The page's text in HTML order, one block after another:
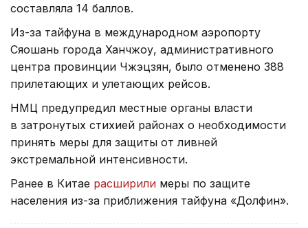
составляла 14 баллов.
Из-за тайфуна в международном аэропорту
Сяошань города Ханчжоу, административного
центра провинции Чжэцзян, было отменено 388
прилетающих и улетающих рейсов.
НМЦ предупредил местные органы власти
в затронутых стихией районах о необходимости
принять меры для защиты от ливней
экстремальной интенсивности.
Ранее в Китае расширили меры по защите
населения из-за приближения тайфуна «Долфин».